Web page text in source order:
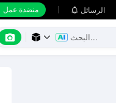
منضدة عمل  الرسائل
  